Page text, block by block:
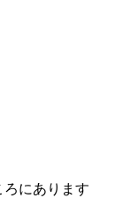
にあります